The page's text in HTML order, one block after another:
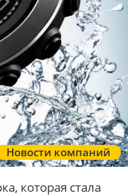
Новости компаний
которая стала